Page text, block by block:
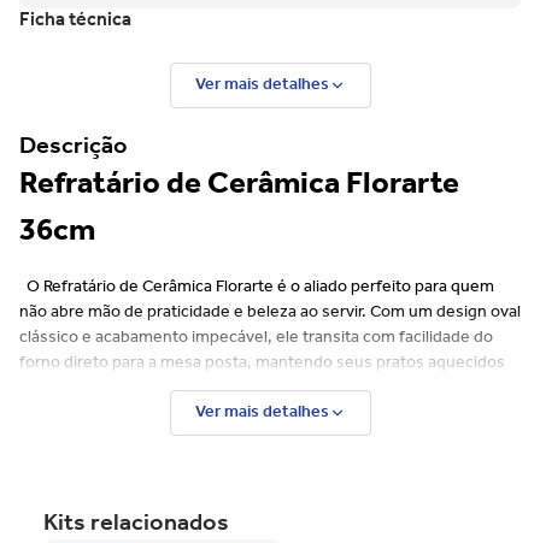
Ficha técnica
Ver mais detalhes
Descrição
Refratário de Cerâmica Florarte
36cm
O Refratário de Cerâmica Florarte é o aliado perfeito para quem
não abre mão de praticidade e beleza ao servir. Com um design oval
clássico e acabamento impecável, ele transita com facilidade do
forno direto para a mesa posta, mantendo seus pratos aquecidos
por mais tempo e garantindo uma apresentação profissional para
possui capacidade de 2,05 litros, sendo ideal para assados,
Ver mais detalhes
Kits relacionados